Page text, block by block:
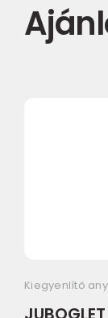
Kiegyenlítő